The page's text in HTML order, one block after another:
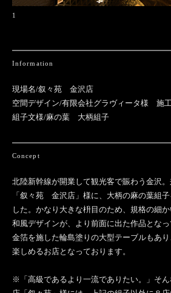
1
Information
現場名/叙々苑 金沢店
空間デザイン/有限会社グラヴィータ様 施
組子文様/麻の葉 大柄組子
Concept
北陸新幹線が開業して観光客で賑わう金沢
「叙々苑 金沢店」様に、大柄の麻の葉組
した。かなり大きな枡目のため、規格の細か
和風デザインが、より前面に出た作品とな
金箔を施した輪島塗りの大型テーブルもあ
楽しめるお店となっております。
※「高級であるより一流でありたい。」そ